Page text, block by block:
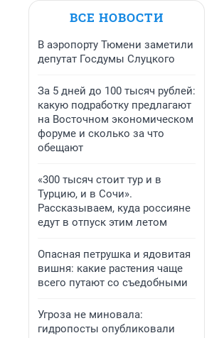
ВСЕ НОВОСТИ
В аэропорту Тюмени заметили
депутат Госдумы Слуцкого
За 5 дней до 100 тысяч рублей:
какую подработку предлагают
на Восточном экономическом
форуме и сколько за что
обещают
«300 тысяч стоит тур и в
Турцию, и в Сочи».
Рассказываем, куда россияне
едут в отпуск этим летом
Опасная петрушка и ядовитая
вишня: какие растения чаще
всего путают со съедобными
Угроза не миновала:
гидропосты опубликовали